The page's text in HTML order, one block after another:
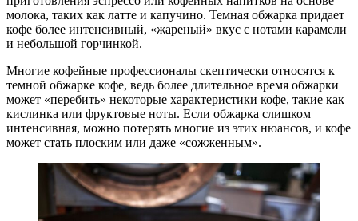
молока, таких как латте и капучино. Темная обжарка придает
кофе более интенсивный, «жареный» вкус с нотами карамели
и небольшой горчинкой.
Многие кофейные профессионалы скептически относятся к
темной обжарке кофе, ведь более длительное время обжарки
может «перебить» некоторые характеристики кофе, такие как
кислинка или фруктовые ноты. Если обжарка слишком
интенсивная, можно потерять многие из этих нюансов, и кофе
может стать плоским или даже «сожженным».